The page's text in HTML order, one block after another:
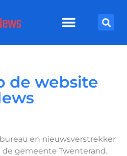
de website
en nieuwsverstrekker
gemeente Twenterand.